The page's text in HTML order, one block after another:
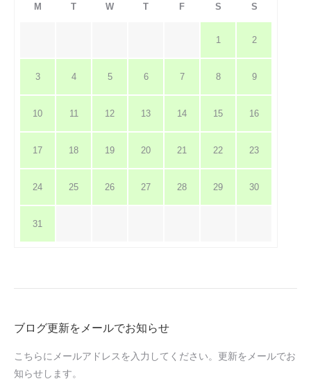
M T W T F S S
1 2
3 4 5 6 7 8 9
10 11 12 13 14 15 16
17 18 19 20 21 22 23
24 25 26 27 28 29 30
31
ブログ更新をメールでお知らせ
こちらにメールアドレスを入力してください。更新をメールでお
知らせします。